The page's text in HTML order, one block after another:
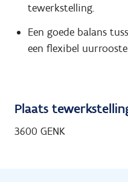
tewerkstelling.
Een goede balans
een flexibel
Plaats
3600 GENK